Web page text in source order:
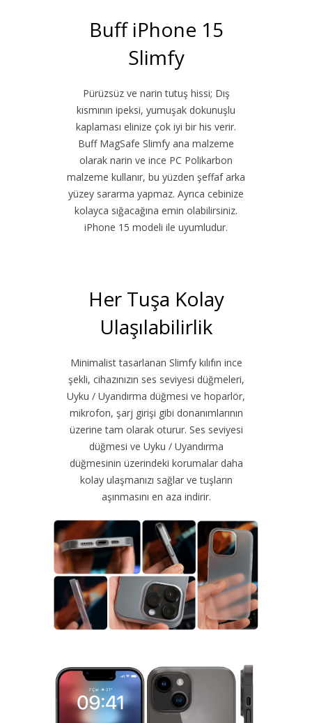
Buff iPhone 15
Slimfy
Pürüzsüz ve narin tutuş hissi; Dış
kısmının ipeksi, yumuşak dokunuşlu
kaplaması elinize çok iyi bir his verir.
Buff MagSafe Slimfy ana malzeme
olarak narin ve ince PC Polikarbon
malzeme kullanır, bu yüzden şeffaf arka
yüzey sararma yapmaz. Ayrıca cebinize
kolayca sığacağına emin olabilirsiniz.
iPhone 15 modeli ile uyumludur.
Her Tuşa Kolay
Ulaşılabilirlik
Minimalist tasarlanan Slimfy kılıfın ince
şekli, cihazınızın ses seviyesi düğmeleri,
Uyku / Uyandırma düğmesi ve hoparlör,
mikrofon, şarj girişi gibi donanımlarının
üzerine tam olarak oturur. Ses seviyesi
düğmesi ve Uyku / Uyandırma
düğmesinin üzerindeki korumalar daha
kolay ulaşmanızı sağlar ve tuşların
aşınmasını en aza indirir.